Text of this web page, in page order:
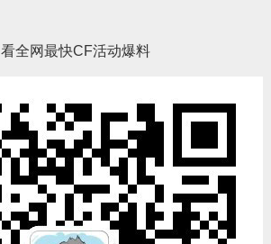
看全网最快CF活动爆料